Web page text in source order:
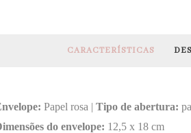
CARACTERÍSTICAS
Papel rosa | Tipo de abertura:
do envelope: 12,5 x 18 cm